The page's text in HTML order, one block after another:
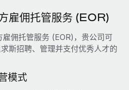
流程
方面的专家帮助
雇佣托管服务 (EOR)
佣托管服务 (EOR)，贵公司可
斯招聘、管理并支付优秀人才的
模式